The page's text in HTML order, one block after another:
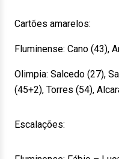
Cartões amarelos:
Fluminense: Cano (43),
Olimpia: Salcedo (27),
(45+2), Torres (54),
Escalações: